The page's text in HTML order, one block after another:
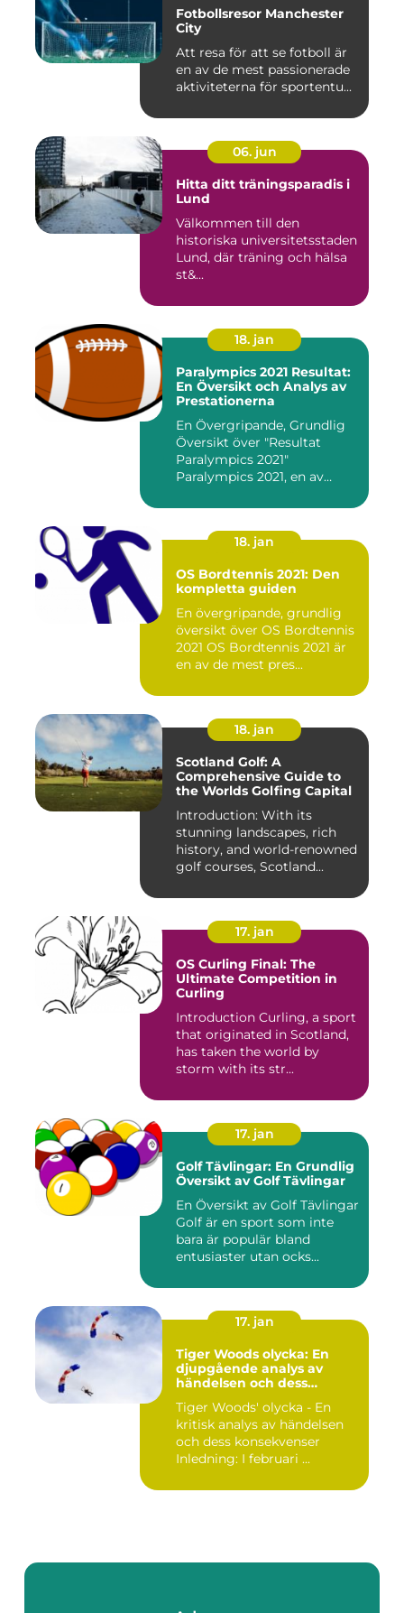
Fotbollsresor Manchester
City
Att resa för att se fotboll är
en av de mest passionerade
aktiviteterna för sportentu...
06. jun
Hitta ditt träningsparadis i
Lund
Välkommen till den
historiska universitetsstaden
Lund, där träning och hälsa
st&...
18. jan
Paralympics 2021 Resultat:
En Översikt och Analys av
Prestationerna
En Övergripande, Grundlig
Översikt över "Resultat
Paralympics 2021"
Paralympics 2021, en av
18. jan
OS Bordtennis 2021: Den
kompletta guiden
En övergripande, grundlig
översikt över OS Bordtennis
2021 OS Bordtennis 2021 är
en av de mest pres...
18. jan
Scotland Golf: A
Comprehensive Guide to
the Worlds Golfing Capital
Introduction: With its
stunning landscapes, rich
history, and world-renowned
golf courses, Scotland...
17. jan
OS Curling Final: The
Ultimate Competition in
Curling
Introduction Curling, a sport
that originated in Scotland,
has taken the world by
storm with its str...
17. jan
Golf Tävlingar: En Grundlig
Översikt av Golf Tävlingar
En Översikt av Golf Tävlingar
Golf är en sport som inte
bara är populär bland
entusiaster utan ocks...
17. jan
Tiger Woods olycka: En
djupgående analys av
händelsen och dess
Tiger Woods' olycka - En
kritisk analys av händelsen
och dess konsekvenser
Inledning: I februari ...